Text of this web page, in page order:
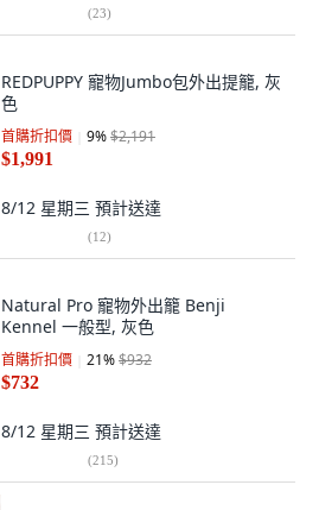
(23)
REDPUPPY 寵物Jumbo包外出提籠, 灰
色
首購折扣價 9%$2,191
$1,991
8/12 星期三 預計送達
(12)
Natural Pro 寵物外出籠 Benji
Kennel 一般型, 灰色
首購折扣價 21%$932
$732
8/12 星期三 預計送達
(215)